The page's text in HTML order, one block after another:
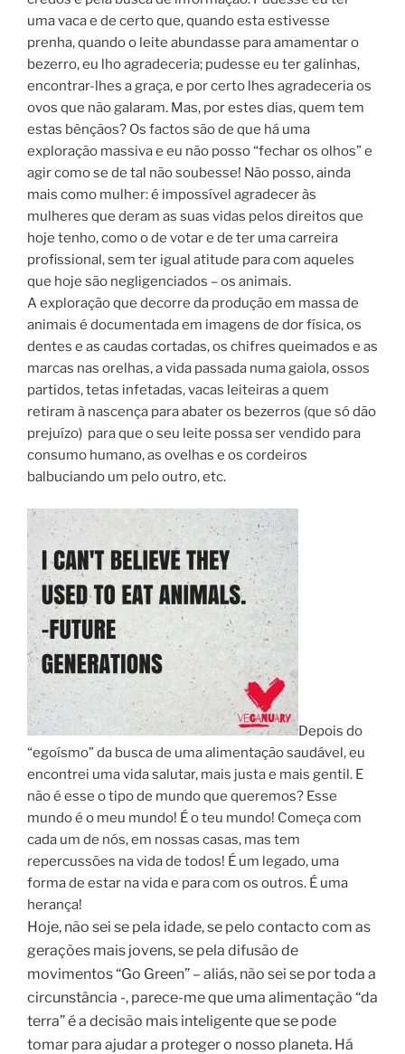
uma vaca e de certo que, quando esta estivesse
prenha, quando o leite abundasse para amamentar o
bezerro, eu lho agradeceria; pudesse eu ter galinhas,
encontrar-lhes a graça, e por certo lhes agradeceria os
ovos que não galaram. Mas, por estes dias, quem tem
estas bênçãos? Os factos são de que há uma
exploração massiva e eu não posso “fechar os olhos” e
agir como se de tal não soubesse! Não posso, ainda
mais como mulher: é impossível agradecer às
mulheres que deram as suas vidas pelos direitos que
hoje tenho, como o de votar e de ter uma carreira
profissional, sem ter igual atitude para com aqueles
que hoje são negligenciados – os animais.
A exploração que decorre da produção em massa de
animais é documentada em imagens de dor física, os
dentes e as caudas cortadas, os chifres queimados e as
marcas nas orelhas, a vida passada numa gaiola, ossos
partidos, tetas infetadas, vacas leiteiras a quem
retiram à nascença para abater os bezerros (que só dão
prejuízo) para que o seu leite possa ser vendido para
consumo humano, as ovelhas e os cordeiros
balbuciando um pelo outro, etc.
Depois do
“egoísmo” da busca de uma alimentação saudável, eu
encontrei uma vida salutar, mais justa e mais gentil. E
não é esse o tipo de mundo que queremos? Esse
mundo é o meu mundo! É o teu mundo! Começa com
cada um de nós, em nossas casas, mas tem
repercussões na vida de todos! É um legado, uma
forma de estar na vida e para com os outros. É uma
herança!
Hoje, não sei se pela idade, se pelo contacto com as
gerações mais jovens, se pela difusão de
movimentos “Go Green” – aliás, não sei se por toda a
circunstância -, parece-me que uma alimentação “da
terra” é a decisão mais inteligente que se pode
tomar para ajudar a proteger o nosso planeta. Há